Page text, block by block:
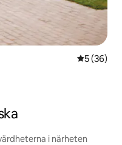
5 av 5 i
5 (36)
i närheten